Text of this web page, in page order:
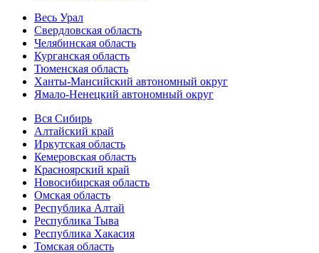
Весь Урал
Свердловская область
Челябинская область
Курганская область
Тюменская область
Ханты-Мансийский автономный округ
Ямало-Ненецкий автономный округ
Вся Сибирь
Алтайский край
Иркутская область
Кемеровская область
Красноярский край
Новосибирская область
Омская область
Республика Алтай
Республика Тыва
Республика Хакасия
Томская область